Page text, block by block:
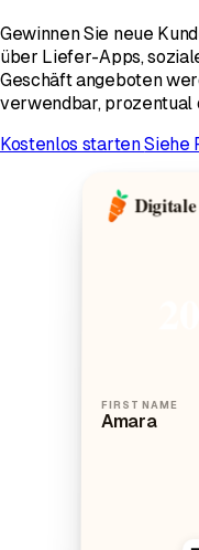
Gewinnen Sie neue
über Liefer-Apps,
Geschäft angeboten
verwendbar, prozentual
Kostenlos startenSiehe
Digitale
FIRST NAME
Amara